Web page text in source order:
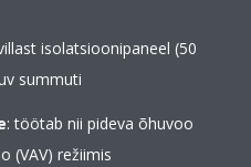
isolatsioonipaneel (50
summuti
: töötab nii pideva õhuvoo
(VAV) režiimis